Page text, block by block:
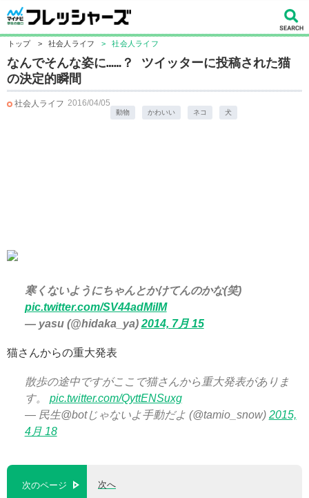
トップ > 社会人ライフ > 社会人ライフ
なんでそんな姿に……？ ツイッターに投稿された猫
の決定的瞬間
社会人ライフ 2016/04/05
動物 かわいい ネコ 犬
寒くないようにちゃんとかけてんのかな(笑)
pic.twitter.com/SV44adMiIM
— yasu (@hidaka_ya) 2014, 7月 15
猫さんからの重大発表
散歩の途中ですがここで猫さんから重大発表がありま
す。 pic.twitter.com/QyttENSuxg
— 民生@botじゃないよ手動だよ (@tamio_snow) 2015,
4月 18
次のページ 次へ